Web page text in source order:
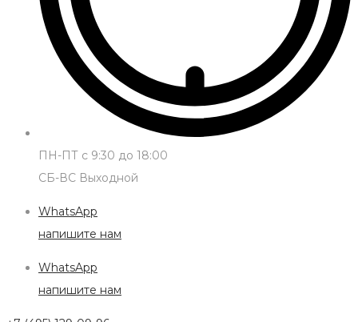
ПН-ПТ с 9:30 до 18:00
СБ-ВС Выходной
WhatsApp
напишите нам
WhatsApp
напишите нам